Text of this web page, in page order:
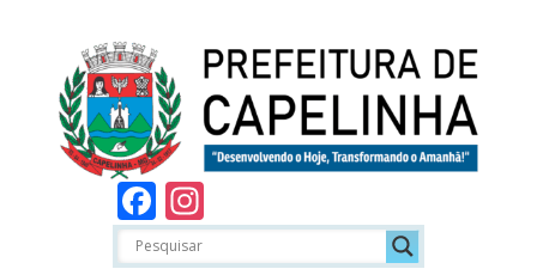
Facebook